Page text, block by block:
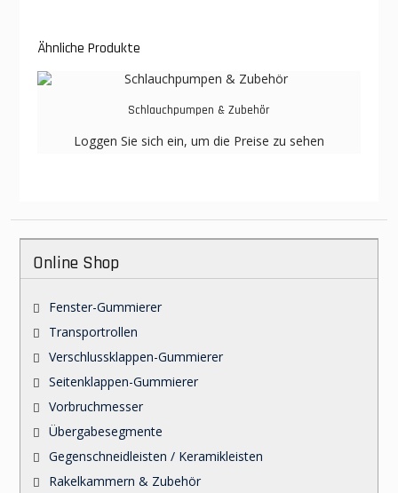
Ähnliche Produkte
Schlauchpumpen & Zubehör
Loggen Sie sich ein, um die Preise zu sehen
Online Shop
Fenster-Gummierer
Transportrollen
Verschlussklappen-Gummierer
Seitenklappen-Gummierer
Vorbruchmesser
Übergabesegmente
Gegenschneidleisten / Keramikleisten
Rakelkammern & Zubehör